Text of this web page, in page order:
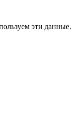
эти данные.